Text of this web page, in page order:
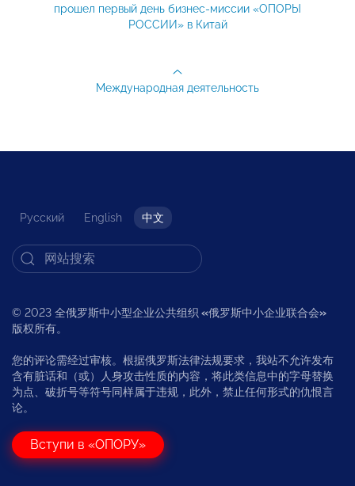
прошел первый день бизнес-миссии «ОПОРЫ
РОССИИ» в Китай
Международная деятельность
Русский English 中文
© 2023 全俄罗斯中小型企业公共组织 «俄罗斯中小企业联合会»
版权所有。
您的评论需经过审核。根据俄罗斯法律法规要求，我站不允许发布
含有脏话和（或）人身攻击性质的内容，将此类信息中的字母替换
为点、破折号等符号同样属于违规，此外，禁止任何形式的仇恨言
论。
Вступи в «ОПОРУ»